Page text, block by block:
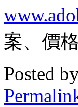
案、價
Posted